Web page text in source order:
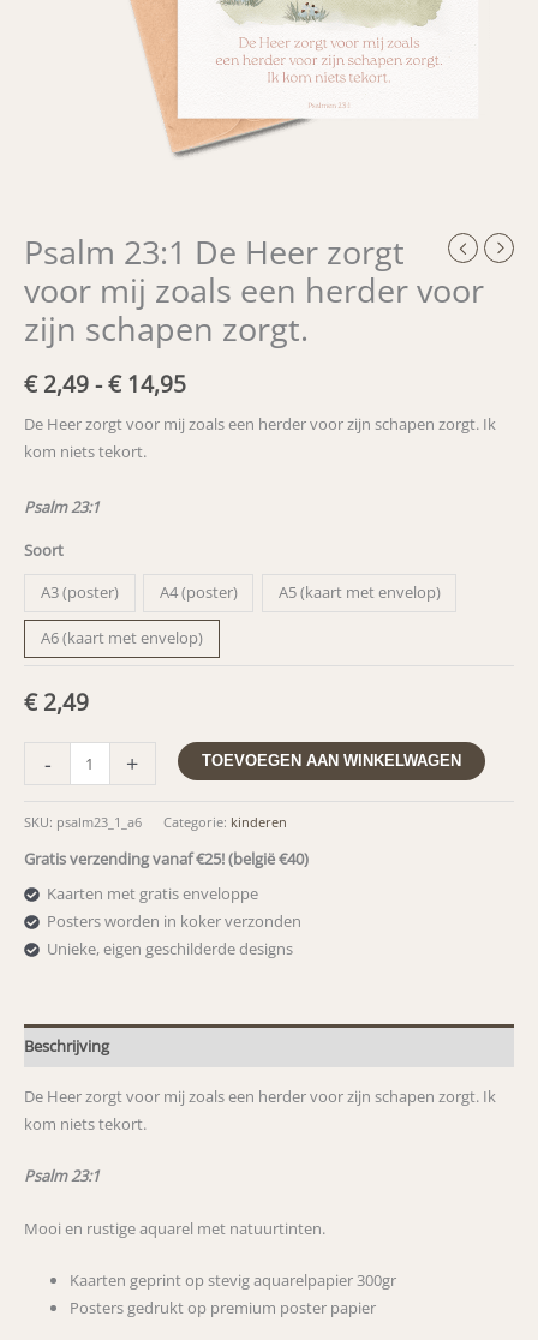
Psalm 23:1 De Heer zorgt
voor mij zoals een herder voor
zijn schapen zorgt.
€2,49-€14,95Prijsklasse:
€ 2,49
De Heer zorgt voor mij zoals een herder voor zijn schapen zorgt. Ik
kom niets tekort.
Psalm 23:1
Soort
A3 (poster)
A4 (poster) A5 (kaart met envelop)
A6 (kaart met envelop)
€2,49
-
zorgt
voor
mij
zoals
voor
zijn
zorgt.
+ TOEVOEGEN AAN WINKELWAGEN
SKU: psalm23_1_a6 Categorie: kinderen
Gratis verzending vanaf €25! (belgië €40)
Kaarten met gratis enveloppe
Posters worden in koker verzonden
Unieke, eigen geschilderde designs
Beschrijving
De Heer zorgt voor mij zoals een herder voor zijn schapen zorgt. Ik
kom niets tekort.
Psalm 23:1
Mooi en rustige aquarel met natuurtinten.
Kaarten geprint op stevig aquarelpapier 300gr
Posters gedrukt op premium poster papier